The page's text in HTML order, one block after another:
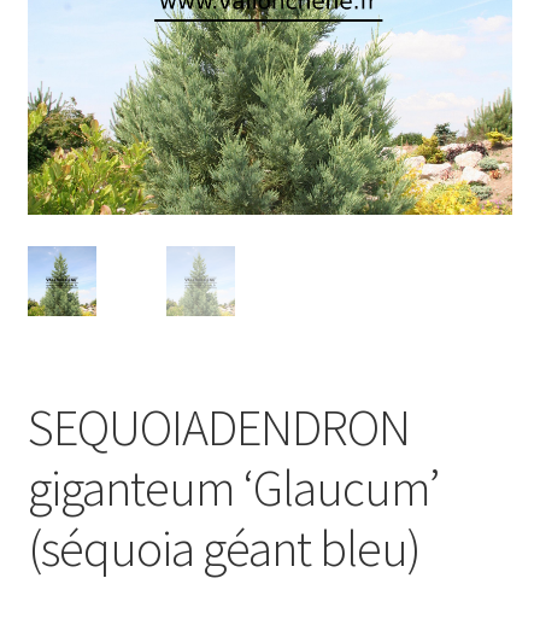
SEQUOIADENDRON
giganteum ‘Glaucum’
(séquoia géant bleu)